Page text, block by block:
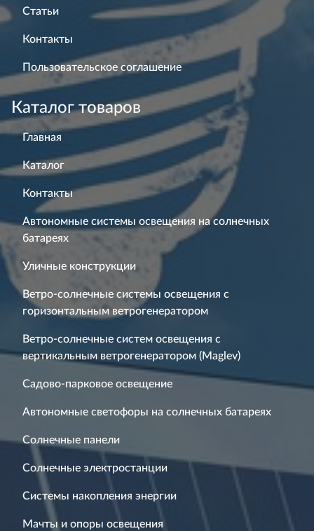
Статьи
Контакты
Пользовательское соглашение
Каталог товаров
Главная
Каталог
Контакты
Автономные системы освещения на солнечных
батареях
Уличные конструкции
Ветро-солнечные системы освещения с
горизонтальным ветрогенератором
Ветро-солнечные систем освещения с
вертикальным ветрогенератором (Maglev)
Садово-парковое освещение
Автономные светофоры на солнечных батареях
Солнечные панели
Солнечные электростанции
Системы накопления энергии
Мачты и опоры освещения